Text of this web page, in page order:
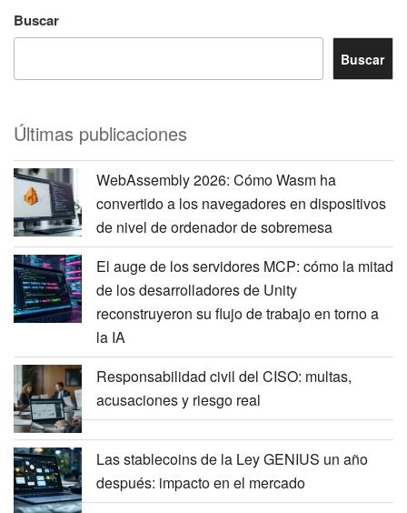
Buscar
Buscar
Últimas publicaciones
WebAssembly 2026: Cómo Wasm ha
convertido a los navegadores en dispositivos
de nivel de ordenador de sobremesa
El auge de los servidores MCP: cómo la mitad
de los desarrolladores de Unity
reconstruyeron su flujo de trabajo en torno a
la IA
Responsabilidad civil del CISO: multas,
acusaciones y riesgo real
Las stablecoins de la Ley GENIUS un año
después: impacto en el mercado